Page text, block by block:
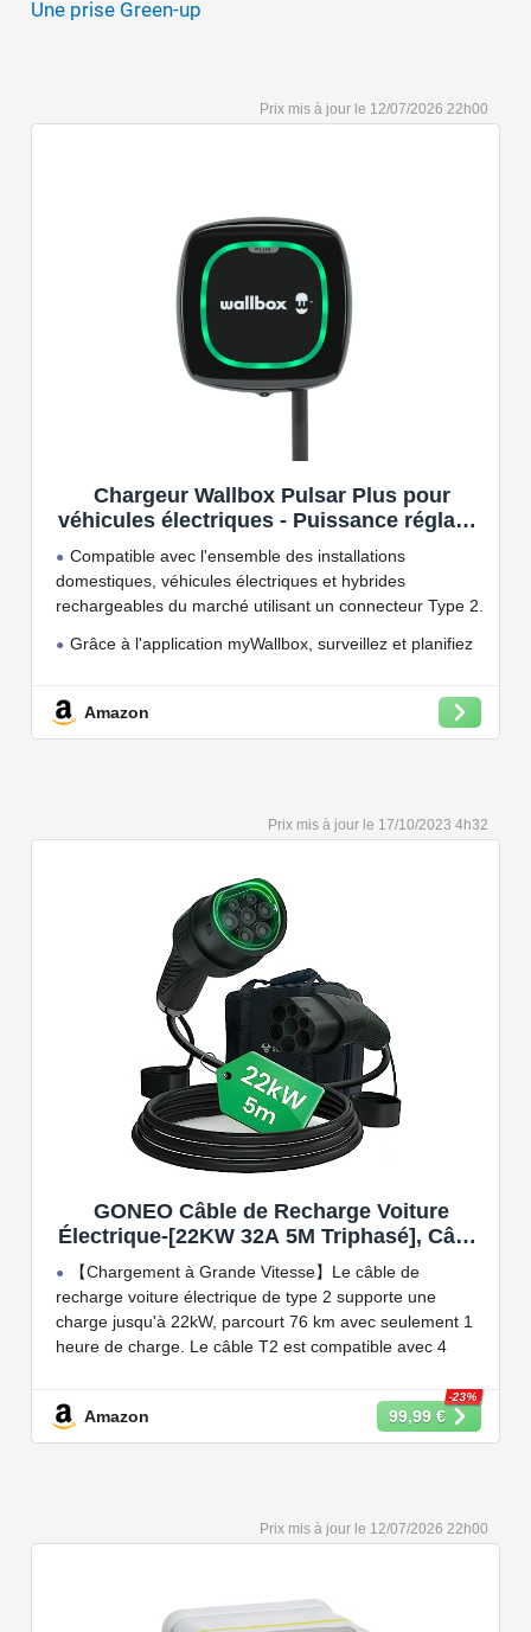
Une prise Green-up
12/07/2026 22h00
Chargeur Wallbox Pulsar Plus pour
véhicules électriques - Puissance réglable
jusqu'à 7.4 KW, câble de Charge Type 2,
Wi-FI et Bluetooth, OCPP
Compatible avec l'ensemble des installations
domestiques, véhicules électriques et hybrides
rechargeables du marché utilisant un connecteur Type 2.
Grâce à l'application myWallbox, surveillez et planifiez
Convient à une installation à l'intérieur et à l'extérieur,
Capacité de charge à puissance réglable jusqu'à 22
kW. Câble de charge Type 2 de 5 ou 7 mètres de long.
Compatible avec tous les compteurs d'énergie Wallbox
permettant d'éviter les pannes de courant, les surprises
sur vos factures d'énergie et de charger votre VE avec
vos panneaux solaires.
Amazon
17/10/2023 4h32
GONEO Câble de Recharge Voiture
Électrique-[22KW 32A 5M Triphasé], Câble
Type 2 à Type 2 EV/PHEV, Câble T2 avec
Sac de Transport, Compatible avec Model
3/S/X/Y, e-208, ID.5, E-Tron, IONIQ 5, Zoe,
etc
【Chargement à Grande Vitesse】Le câble de
recharge voiture électrique de type 2 supporte une
charge jusqu'à 22kW, parcourt 76 km avec seulement 1
heure de charge. Le câble T2 est compatible avec 4
【Conception Sécurisée】Nos câbles type 2 vous
de recharge de type 1, CCS1, CHAdeMO et GB/T.
voiture électrique de type 2 est conforme à la norme
européenne IEC 62196 et convient à tous les EV et
Amazon 99,99 €
-23%
12/07/2026 22h00